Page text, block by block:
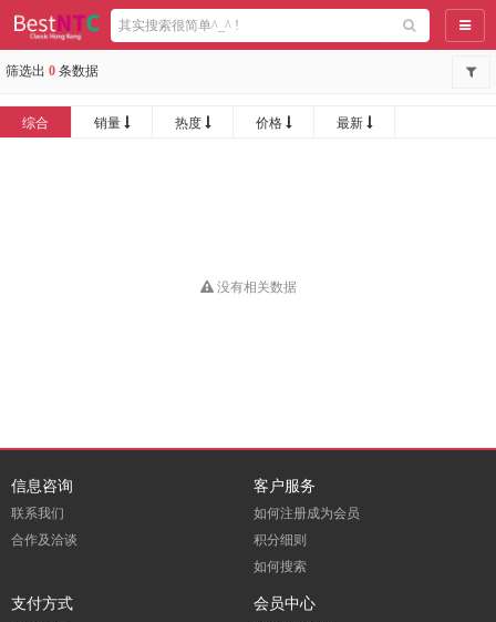
导航
筛选出 0 条数据
综合 销量 热度 价格 最新
没有相关数据
信息咨询
联系我们
合作及洽谈
客户服务
如何注册成为会员
积分细则
如何搜索
支付方式 会员中心